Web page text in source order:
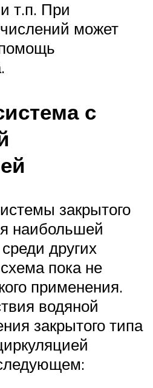
т.п. При
может
с
закрытого
наибольшей
других
пока не
применения.
водяной
закрытого типа